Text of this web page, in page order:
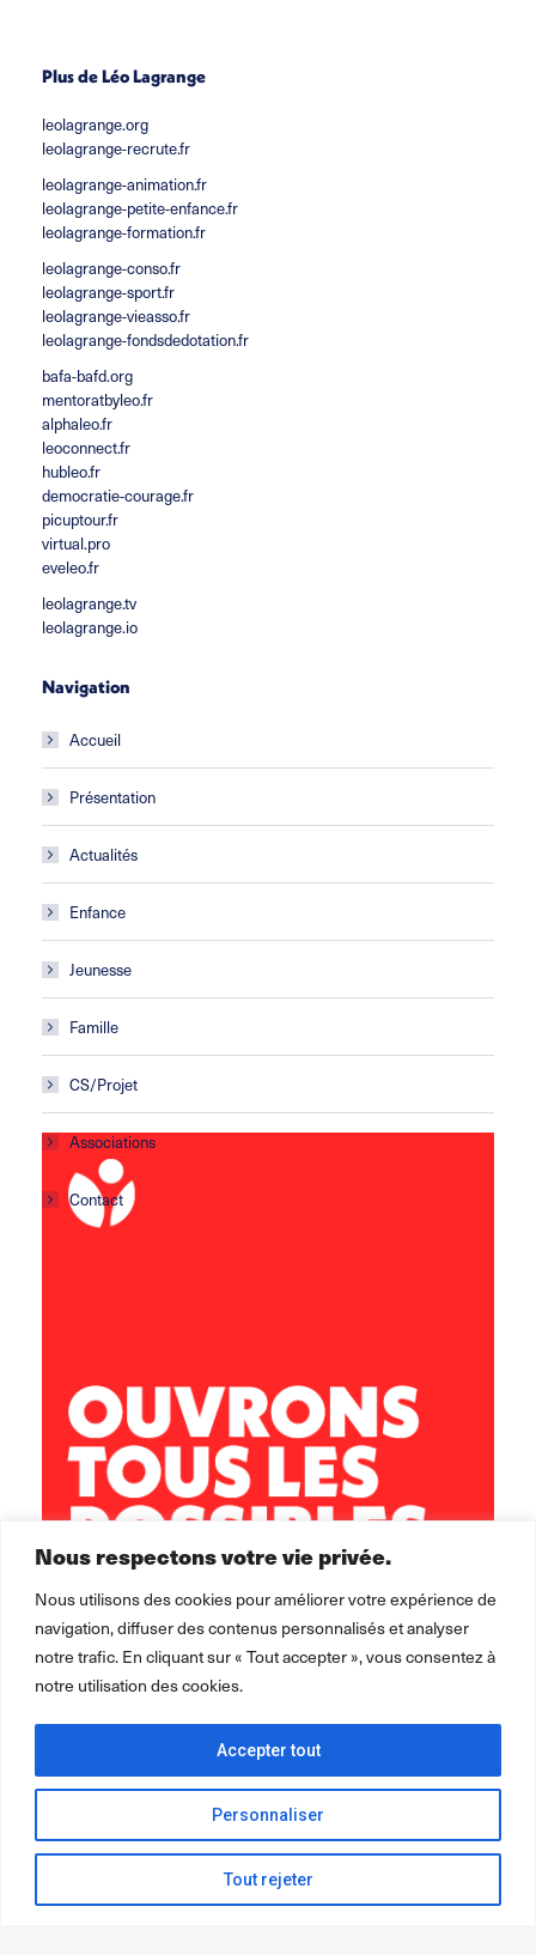
Nous respectons votre vie privée.
Nous utilisons des cookies pour améliorer votre expérience de
navigation, diffuser des contenus personnalisés et analyser
notre trafic. En cliquant sur « Tout accepter », vous consentez à
notre utilisation des cookies.
Personnaliser
Tout rejeter
Accepter tout
Plus de Léo Lagrange
leolagrange.org
leolagrange-recrute.fr
leolagrange-animation.fr
leolagrange-petite-enfance.fr
leolagrange-formation.fr
leolagrange-conso.fr
leolagrange-sport.fr
leolagrange-vieasso.fr
leolagrange-fondsdedotation.fr
bafa-bafd.org
mentoratbyleo.fr
alphaleo.fr
leoconnect.fr
hubleo.fr
democratie-courage.fr
picuptour.fr
virtual.pro
eveleo.fr
leolagrange.tv
leolagrange.io
Navigation
Accueil
Présentation
Actualités
Enfance
Jeunesse
Famille
CS/Projet
Associations
Contact
brest.horizons@leolagrange.org
Léo Lagrange Animationpour la collectivité.